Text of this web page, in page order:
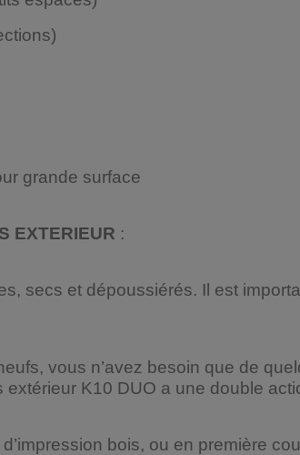
grande surface
EXTERIEUR :
secs et dépoussiérés. Il est
vous n’avez besoin que de
K10 DUO a une double
bois, ou en première